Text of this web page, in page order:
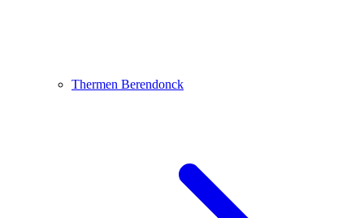
Thermen Berendonck